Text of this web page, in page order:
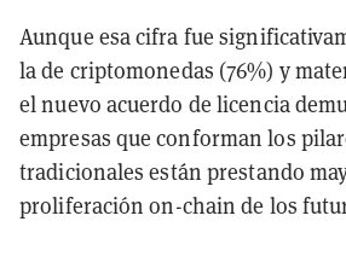
Aunque esa cifra fue
la de criptomonedas (76%) y
el nuevo acuerdo de licencia
empresas que conforman los
tradicionales están prestando
proliferación on-chain de los